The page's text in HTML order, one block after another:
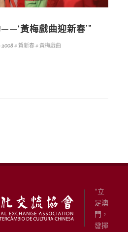
黃梅戲曲迎新春’”
2008# 賀新春# 黃梅戲曲
“立
足澳
門，
發揮